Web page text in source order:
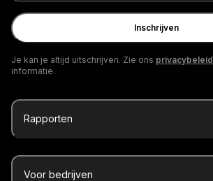
e-
mailadres
in
Inschrijven
Je kan je altijd uitschrijven. Zie ons privacybeleid
informatie.
Rapporten
Voor bedrijven